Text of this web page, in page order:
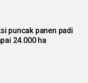
puncak panen padi
24.000 ha